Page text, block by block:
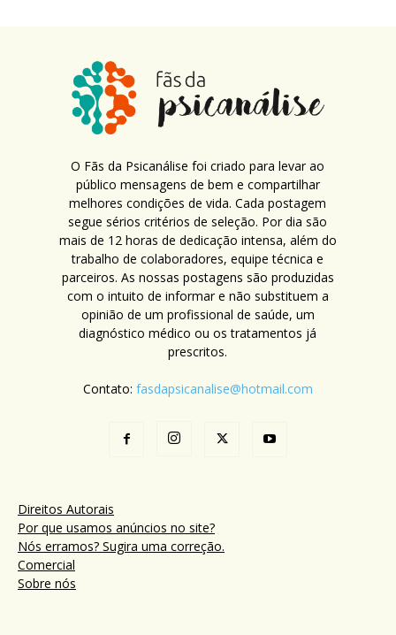
O Fãs da Psicanálise foi criado para levar ao
público mensagens de bem e compartilhar
melhores condições de vida. Cada postagem
segue sérios critérios de seleção. Por dia são
mais de 12 horas de dedicação intensa, além do
trabalho de colaboradores, equipe técnica e
parceiros. As nossas postagens são produzidas
com o intuito de informar e não substituem a
opinião de um profissional de saúde, um
diagnóstico médico ou os tratamentos já
prescritos.
Contato: fasdapsicanalise@hotmail.com
Direitos Autorais
Por que usamos anúncios no site?
Nós erramos? Sugira uma correção.
Comercial
Sobre nós